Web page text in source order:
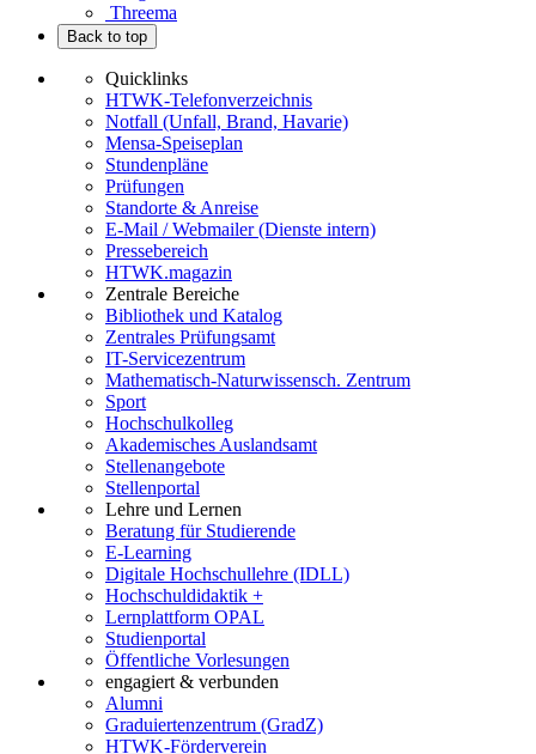
Threema
Back to top
Quicklinks
HTWK-Telefonverzeichnis
Notfall (Unfall, Brand, Havarie)
Mensa-Speiseplan
Stundenpläne
Prüfungen
Standorte & Anreise
E-Mail / Webmailer (Dienste intern)
Pressebereich
HTWK.magazin
Zentrale Bereiche
Bibliothek und Katalog
Zentrales Prüfungsamt
IT-Servicezentrum
Mathematisch-Naturwissensch. Zentrum
Sport
Hochschulkolleg
Akademisches Auslandsamt
Stellenangebote
Stellenportal
Lehre und Lernen
Beratung für Studierende
E-Learning
Digitale Hochschullehre (IDLL)
Hochschuldidaktik +
Lernplattform OPAL
Studienportal
Öffentliche Vorlesungen
engagiert & verbunden
Alumni
Graduiertenzentrum (GradZ)
HTWK-Förderverein